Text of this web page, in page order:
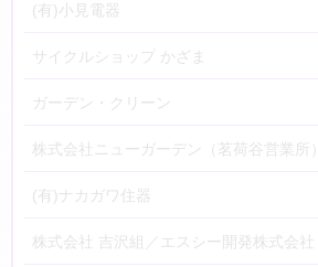
(有)小見電器
サイクルショップ かざま
ガーデン・クリーン
株式会社ニューガーデン（茗荷谷営業所）
(有)ナカガワ住器
株式会社 吉沢組／エスシー開発株式会社